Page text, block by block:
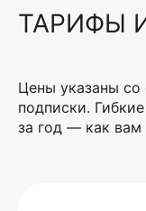
ТАРИФЫ
Цены указаны со
подписки.
за год — как вам